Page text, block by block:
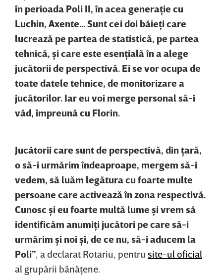
în perioada Poli II, în acea generaţie cu
Luchin, Axente… Sunt cei doi băieţi care
lucrează pe partea de statistică, pe partea
tehnică, şi care este esenţială în a alege
jucătorii de perspectivă. Ei se vor ocupa de
toate datele tehnice, de monitorizare a
jucătorilor. Iar eu voi merge personal să-i
văd, împreună cu Florin.
Jucătorii care sunt de perspectivă, din ţară,
o să-i urmărim îndeaproape, mergem să-i
vedem, să luăm legătura cu foarte multe
persoane care activează în zona respectivă.
Cunosc şi eu foarte multă lume şi vrem să
identificăm anumiţi jucători pe care să-i
urmărim şi noi şi, de ce nu, să-i aducem la
Poli” , a declarat Rotariu, pentru site-ul oficial
al grupării bănăţene.